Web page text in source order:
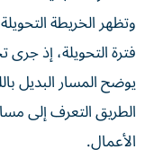
وتظهر الخريطة
فترة التحويلة، إذ
يوضح المسار البديل
الطريق التعرف إلى
الأعمال.